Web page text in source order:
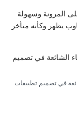
المرونة وسهولة
يظهر وكأنه متأخر
في تصميم تطبيقات